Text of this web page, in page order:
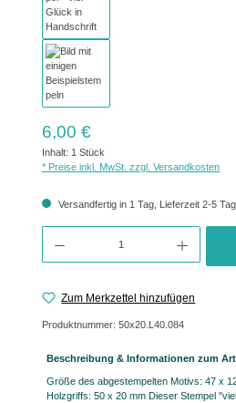
Regulärer Preis:
6,00 €
Inhalt: 1 Stück
* Preise inkl. MwSt. zzgl. Versandkosten
Versandfertig in 1 Tag, Lieferzeit 2-5
Zum Merkzettel hinzufügen
Produktnummer: 50x20.L40.084
Beschreibung & Informationen zum
Größe des abgestempelten Motivs: 47 x
Holzgriffs: 50 x 20 mm Dieser Stempel